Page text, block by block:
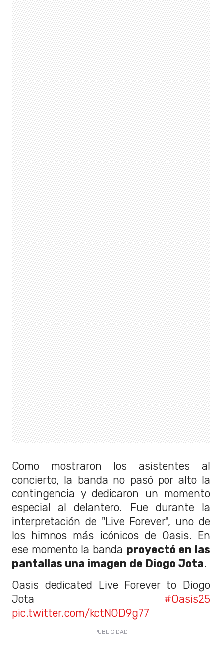
Como mostraron los asistentes al
concierto, la banda no pasó por alto la
contingencia y dedicaron un momento
especial al delantero. Fue durante la
interpretación de "Live Forever", uno de
los himnos más icónicos de Oasis. En
ese momento la banda proyectó en las
pantallas una imagen de Diogo Jota.
Oasis dedicated Live Forever to Diogo
Jota #Oasis25
pic.twitter.com/kctNOD9g77